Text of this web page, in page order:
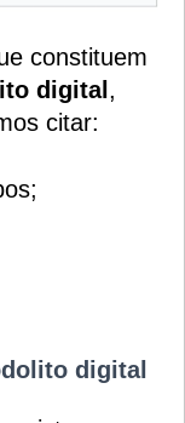
constituem
digital,
citar:
digital